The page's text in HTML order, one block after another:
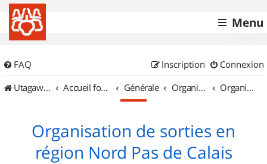
Menu
FAQ Connexion
Inscription
UtagawaVTT (Randos VTT et VTTAE avec traces GPS)
Accueil forum Générale Organisation de sorties & Recherche de partenaires Organisation de sorties en région Nord Pas de Calais
Organisation de sorties en
région Nord Pas de Calais